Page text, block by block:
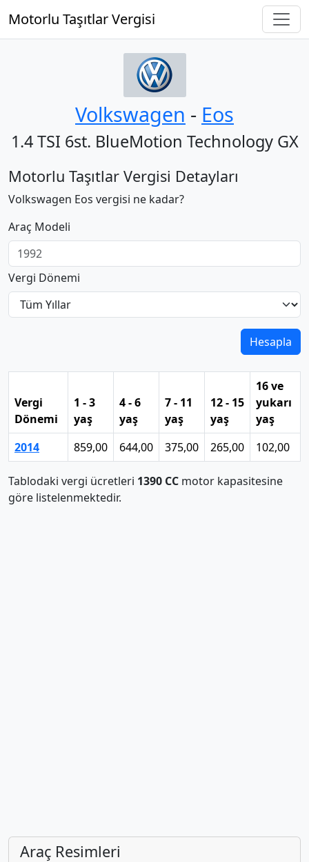
Motorlu Taşıtlar Vergisi
Volkswagen ‐ Eos
1.4 TSI 6st. BlueMotion Technology GX
Motorlu Taşıtlar Vergisi Detayları
Volkswagen Eos vergisi ne kadar?
Araç Modeli
Vergi Dönemi
Hesapla
Vergi
Dönemi
1 - 3
yaş
4 - 6
yaş
7 - 11
yaş
12 - 15
yaş
16 ve
yukarı
yaş
2014
859,00 644,00 375,00 265,00 102,00
Tablodaki vergi ücretleri 1390 CC motor kapasitesine
göre listelenmektedir.
Araç Resimleri